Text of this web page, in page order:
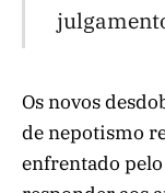
Os novos
de nepotismo
enfrentado